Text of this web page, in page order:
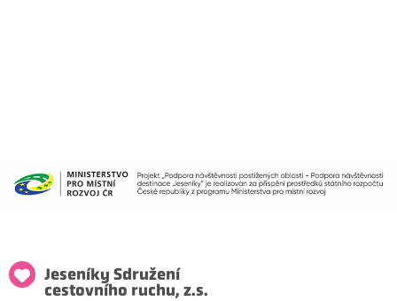
Jeseníky Sdružení
cestovního ruchu, z.s.